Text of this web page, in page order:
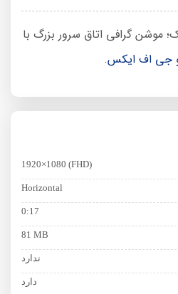
موشن گرافی اتاق سرور بزرگ با
جی اف ایکس.
1920×1080 (FHD)
Horizontal
0:17
81 MB
ندارد
دارد